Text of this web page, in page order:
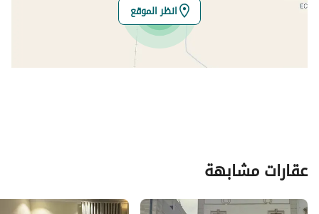
انظر الموقع
عقارات مشابهة